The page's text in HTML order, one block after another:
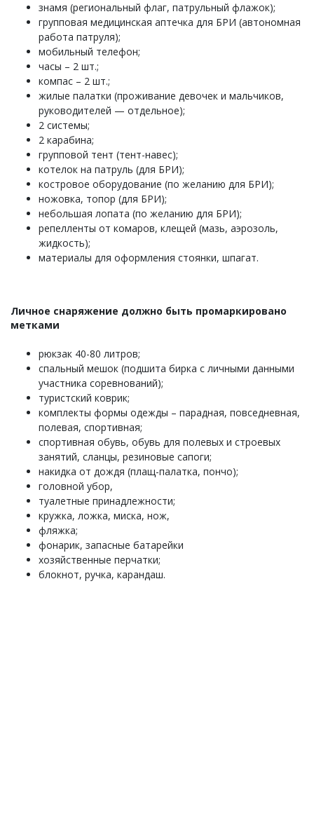
знамя (региональный флаг, патрульный флажок);
групповая медицинская аптечка для БРИ (автономная
работа патруля);
мобильный телефон;
часы – 2 шт.;
компас – 2 шт.;
жилые палатки (проживание девочек и мальчиков,
руководителей — отдельное);
2 системы;
2 карабина;
групповой тент (тент-навес);
котелок на патруль (для БРИ);
костровое оборудование (по желанию для БРИ);
ножовка, топор (для БРИ);
небольшая лопата (по желанию для БРИ);
репелленты от комаров, клещей (мазь, аэрозоль,
жидкость);
материалы для оформления стоянки, шпагат.
Личное снаряжение должно быть промаркировано
метками
рюкзак 40-80 литров;
спальный мешок (подшита бирка с личными данными
участника соревнований);
туристский коврик;
комплекты формы одежды – парадная, повседневная,
полевая, спортивная;
спортивная обувь, обувь для полевых и строевых
занятий, сланцы, резиновые сапоги;
накидка от дождя (плащ-палатка, пончо);
головной убор,
туалетные принадлежности;
кружка, ложка, миска, нож,
фляжка;
фонарик, запасные батарейки
хозяйственные перчатки;
блокнот, ручка, карандаш.